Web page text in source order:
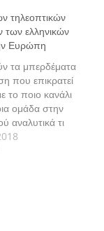
τηλεοπτικών
των ελληνικών
Ευρώπη
τα μπερδέματα
που επικρατεί
το ποιο κανάλι
ομάδα στην
αναλυτικά τι
από αυτή την